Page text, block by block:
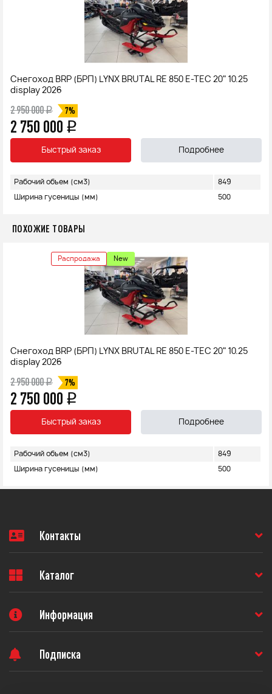
Снегоход BRP (БРП) LYNX BRUTAL RE 850 E-TEC 20" 10.25
display 2026
2 950 000q 7%
2 750 000 q
Быстрый заказ Подробнее
Рабочий объем (см3) 849
Ширина гусеницы (мм) 500
ПОХОЖИЕ ТОВАРЫ
Распродажа New
Снегоход BRP (БРП) LYNX BRUTAL RE 850 E-TEC 20" 10.25
display 2026
2 950 000q 7%
2 750 000 q
Быстрый заказ Подробнее
Рабочий объем (см3) 849
Ширина гусеницы (мм) 500
Контакты
Каталог
Информация
Подписка